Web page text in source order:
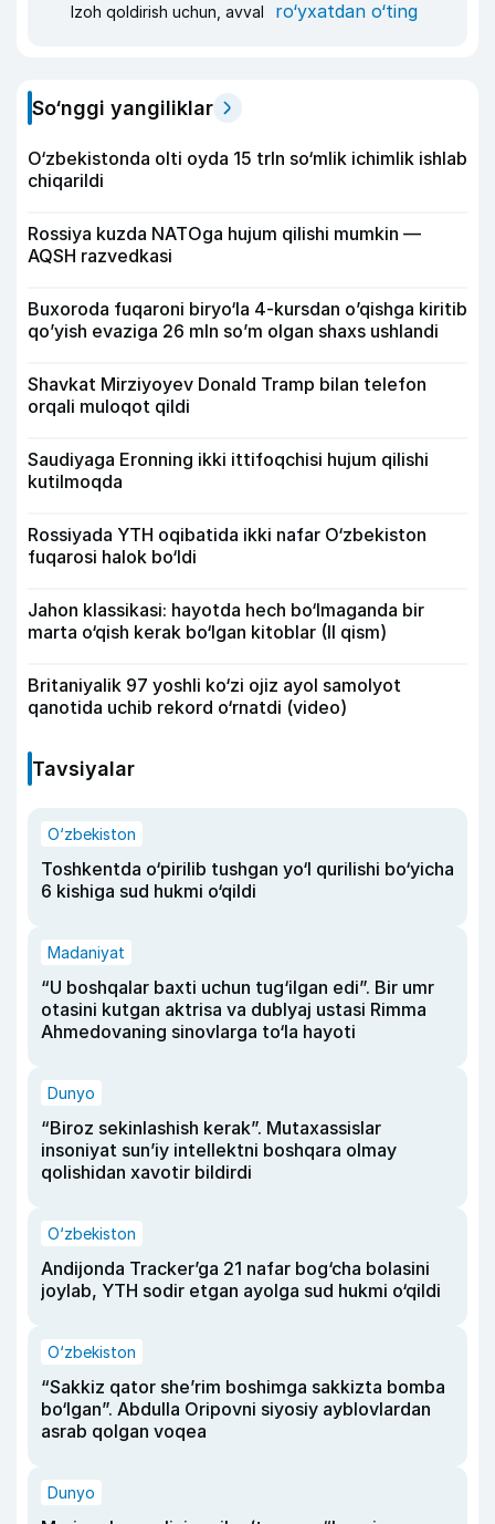
Izoh qoldirish uchun, avval ro‘yxatdan o‘ting
So‘nggi yangiliklar
O‘zbekistonda olti oyda 15 trln so‘mlik ichimlik ishlab
chiqarildi
Rossiya kuzda NATOga hujum qilishi mumkin —
AQSH razvedkasi
Buxoroda fuqaroni biryo‘la 4-kursdan o’qishga kiritib
qo’yish evaziga 26 mln so’m olgan shaxs ushlandi
Shavkat Mirziyoyev Donald Tramp bilan telefon
orqali muloqot qildi
Saudiyaga Eronning ikki ittifoqchisi hujum qilishi
kutilmoqda
Rossiyada YTH oqibatida ikki nafar O‘zbekiston
fuqarosi halok bo‘ldi
Jahon klassikasi: hayotda hech bo‘lmaganda bir
marta o‘qish kerak bo‘lgan kitoblar (II qism)
Britaniyalik 97 yoshli ko‘zi ojiz ayol samolyot
qanotida uchib rekord o‘rnatdi (video)
Tavsiyalar
O‘zbekiston
Toshkentda o‘pirilib tushgan yo‘l qurilishi bo‘yicha
6 kishiga sud hukmi o‘qildi
Madaniyat
“U boshqalar baxti uchun tug‘ilgan edi”. Bir umr
otasini kutgan aktrisa va dublyaj ustasi Rimma
Ahmedovaning sinovlarga to‘la hayoti
Dunyo
“Biroz sekinlashish kerak”. Mutaxassislar
insoniyat sun’iy intellektni boshqara olmay
qolishidan xavotir bildirdi
O‘zbekiston
Andijonda Tracker’ga 21 nafar bog‘cha bolasini
joylab, YTH sodir etgan ayolga sud hukmi o‘qildi
O‘zbekiston
“Sakkiz qator she’rim boshimga sakkizta bomba
bo‘lgan”. Abdulla Oripovni siyosiy ayblovlardan
asrab qolgan voqea
Dunyo